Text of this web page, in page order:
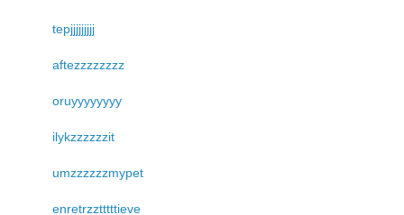
tepjjjjjjjjj
aftezzzzzzzz
oruyyyyyyyy
ilykzzzzzzit
umzzzzzzmypet
enretrzztttttieve